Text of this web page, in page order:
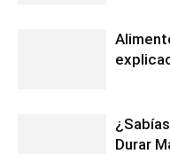
Durar